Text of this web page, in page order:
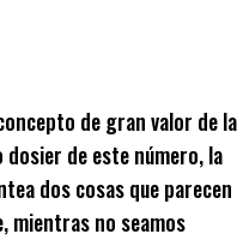
de gran valor de la
de este número, la
dos cosas que parecen
mientras no seamos